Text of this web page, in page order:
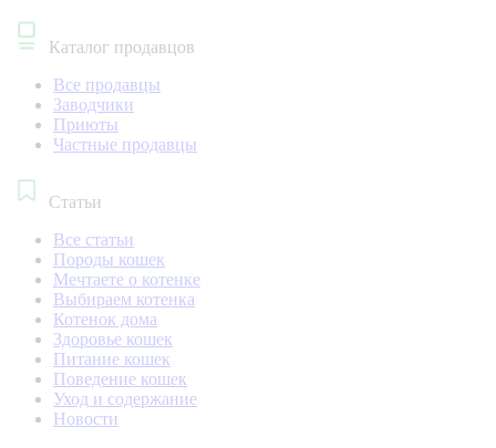
Каталог продавцов
Все продавцы
Заводчики
Приюты
Частные продавцы
Статьи
Все статьи
Породы кошек
Мечтаете о котенке
Выбираем котенка
Котенок дома
Здоровье кошек
Питание кошек
Поведение кошек
Уход и содержание
Новости